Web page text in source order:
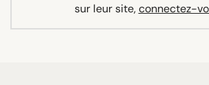
sur leur site,connectez-